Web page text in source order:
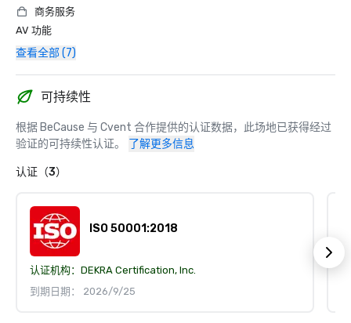
商务服务
AV 功能
查看全部 (7)
可持续性
根据 BeCause 与 Cvent 合作提供的认证数据，此场地已获得经过
验证的可持续性认证。
了解更多信息
认证（3）
ISO 50001:2018
认证机构： DEKRA Certification, Inc.
到期日期： 2026/9/25